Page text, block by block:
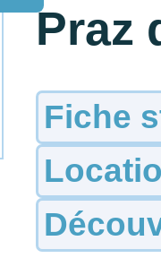
Praz
Fiche